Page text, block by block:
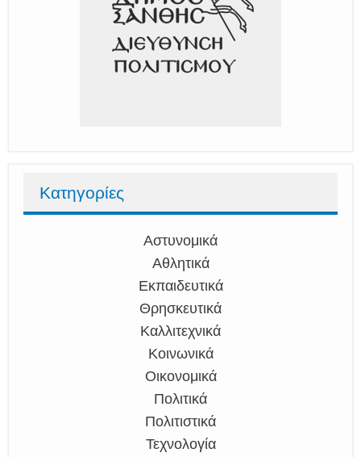
Κατηγορίες
Αστυνομικά
Αθλητικά
Εκπαιδευτικά
Θρησκευτικά
Καλλιτεχνικά
Κοινωνικά
Οικονομικά
Πολιτικά
Πολιτιστικά
Τεχνολογία